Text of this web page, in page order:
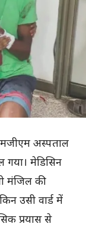
अस्पताल
गया। मेडिसिन
मंजिल की
उसी वार्ड में
प्रयास से